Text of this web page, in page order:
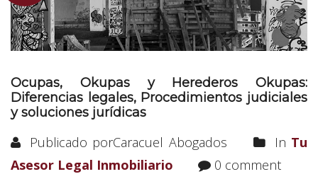
Ocupas, Okupas y Herederos Okupas:
Diferencias legales, Procedimientos judiciales
y soluciones jurídicas
Publicado porCaracuel Abogados In Tu
Asesor Legal Inmobiliario
0 comment